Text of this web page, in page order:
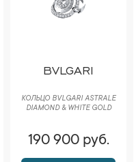
BVLGARI
КОЛЬЦО BVLGARI ASTRALE
DIAMOND & WHITE GOLD
190 900 руб.